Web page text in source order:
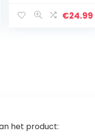
1500/1000/800/
3000 L/H 800L/H
€24.99
het product: